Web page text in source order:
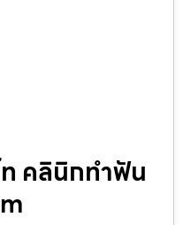
คลินิกทำฟัน